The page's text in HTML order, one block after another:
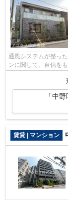
通風システムが整っ
ンに関して、自信を
「中
賃貸 | マンション